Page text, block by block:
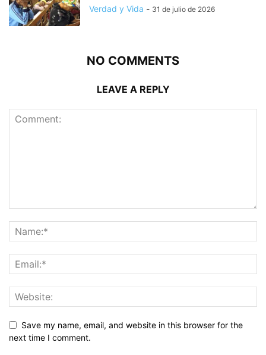
Verdad y Vida - 31 de julio de 2026
NO COMMENTS
LEAVE A REPLY
Save my name, email, and website in this browser for the
next time I comment.